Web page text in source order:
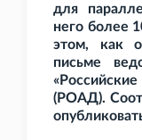
для
него более
этом, как
письме
(РОАД).